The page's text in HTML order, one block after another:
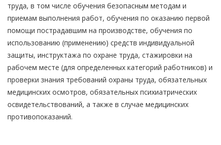
труда, в том числе обучения безопасным методам и
приемам выполнения работ, обучения по оказанию первой
помощи пострадавшим на производстве, обучения по
использованию (применению) средств индивидуальной
защиты, инструктажа по охране труда, стажировки на
рабочем месте (для определенных категорий работников) и
проверки знания требований охраны труда, обязательных
медицинских осмотров, обязательных психиатрических
освидетельствований, а также в случае медицинских
противопоказаний.